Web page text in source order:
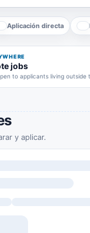
Aplicación directa
jobs
to applicants living outside
y aplicar.